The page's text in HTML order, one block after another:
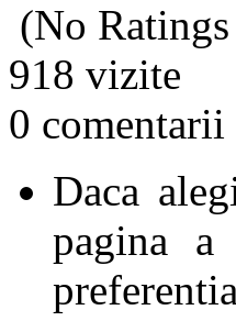
(No
918 vizite
0 comentarii
Daca
pagina